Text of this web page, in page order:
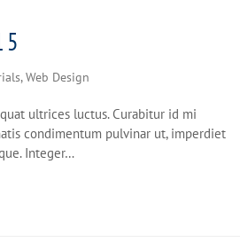
,Web Design
ultrices luctus. Curabitur id mi
condimentum pulvinar ut, imperdiet
Integer…